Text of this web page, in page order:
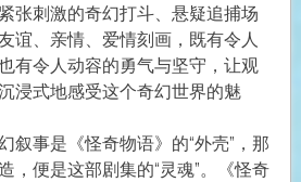
张刺激的奇幻打斗、悬疑追捕场
谊、亲情、爱情刻画，既有令人
有令人动容的勇气与坚守，让观
浸式地感受这个奇幻世界的魅
叙事是《怪奇物语》的“外壳”，那
，便是这部剧集的“灵魂”。《怪奇